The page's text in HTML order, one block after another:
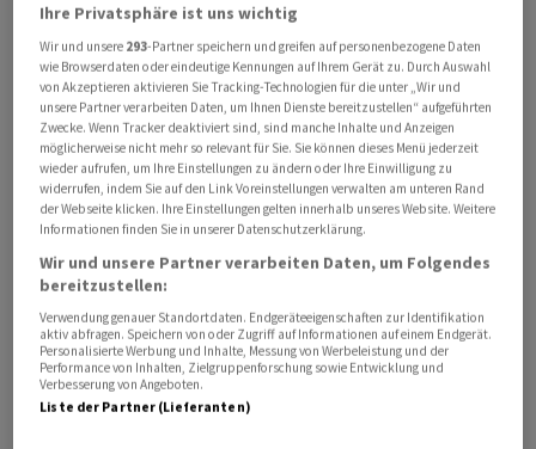
Die bereinigte operative Marge lag mit 8,6 Prozent fast
doppelt so hoch wie vor einem Jahr - und auch spürbar
über der Prognosespanne von 7 bis 8 Prozent für das
Jahr. Traton begründete das vor allem mit einer
besseren Auslastung der Produktion. Deutlich
gestiegene Energie-, Rohstoff- und Teilepreise hätten
Ihre Privatsphäre ist uns wichtig
Wir und unsere 293-Partner speichern und greifen auf personenbezogene Daten
wie Browserdaten oder eindeutige Kennungen auf Ihrem Gerät zu. Durch Auswahl
von Akzeptieren aktivieren Sie Tracking-Technologien für die unter „Wir und
unsere Partner verarbeiten Daten, um Ihnen Dienste bereitzustellen“ aufgeführten
Zwecke. Wenn Tracker deaktiviert sind, sind manche Inhalte und Anzeigen
möglicherweise nicht mehr so relevant für Sie. Sie können dieses Menü jederzeit
wieder aufrufen, um Ihre Einstellungen zu ändern oder Ihre Einwilligung zu
widerrufen, indem Sie auf den Link Voreinstellungen verwalten am unteren Rand
der Webseite klicken. Ihre Einstellungen gelten innerhalb unseres Website. Weitere
Informationen finden Sie in unserer Datenschutzerklärung.
Wir und unsere Partner verarbeiten Daten, um Folgendes
bereitzustellen:
Verwendung genauer Standortdaten. Endgeräteeigenschaften zur Identifikation
aktiv abfragen. Speichern von oder Zugriff auf Informationen auf einem Endgerät.
Personalisierte Werbung und Inhalte, Messung von Werbeleistung und der
Performance von Inhalten, Zielgruppenforschung sowie Entwicklung und
Verbesserung von Angeboten.
Liste der Partner (Lieferanten)